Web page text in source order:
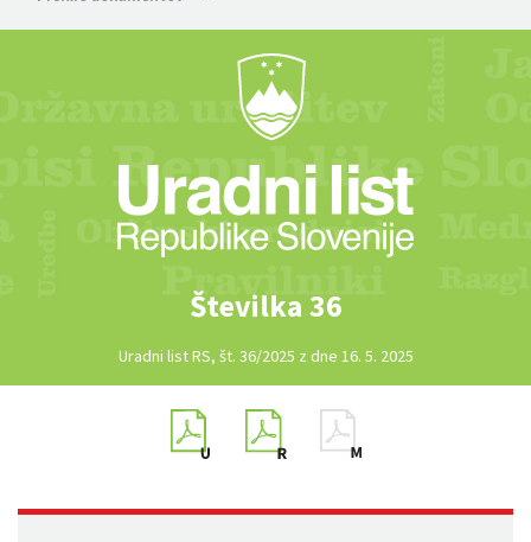
Številka 36
Uradni list RS, št. 36/2025 z dne 16. 5. 2025